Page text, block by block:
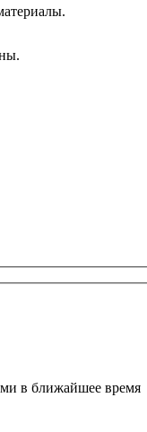
в ближайшее время